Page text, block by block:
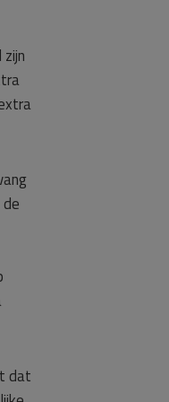
dat